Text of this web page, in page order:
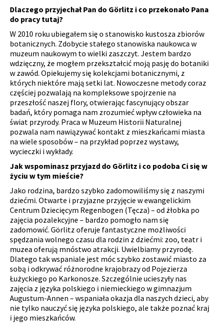
Dlaczego przyjechał Pan do Görlitz i co przekonało Pana
do pracy tutaj?
W 2010 roku ubiegałem się o stanowisko kustosza zbiorów
botanicznych. Zdobycie stałego stanowiska naukowca w
muzeum naukowym to wielki zaszczyt. Jestem bardzo
wdzięczny, że mogłem przekształcić moją pasję do botaniki
w zawód. Opiekujemy się kolekcjami botanicznymi, z
których niektóre mają setki lat. Nowoczesne metody coraz
częściej pozwalają na kompleksowe spojrzenie na
przeszłość naszej flory, otwierając fascynujący obszar
badań, który pomaga nam zrozumieć wpływ człowieka na
świat przyrody. Praca w Muzeum Historii Naturalnej
pozwala nam nawiązywać kontakt z mieszkańcami miasta
na wiele sposobów – na przykład poprzez wystawy,
wycieczki i wykłady.
Jak wspominasz przyjazd do Görlitz i co podoba Ci się w
życiu w tym mieście?
Jako rodzina, bardzo szybko zadomowiliśmy się z naszymi
dziećmi. Otwarte i przyjazne przyjęcie w ewangelickim
Centrum Dziecięcym Regenbogen (Tęcza) – od żłobka po
zajęcia pozalekcyjne – bardzo pomogło nam się
zadomowić. Görlitz oferuje fantastyczne możliwości
spędzania wolnego czasu dla rodzin z dziećmi: zoo, teatr i
muzea oferują mnóstwo atrakcji. Uwielbiamy przyrodę.
Dlatego tak wspaniale jest móc szybko zostawić miasto za
sobą i odkrywać różnorodne krajobrazy od Pojezierza
Łużyckiego po Karkonosze. Szczególnie ucieszyły nas
zajęcia z języka polskiego i niemieckiego w gimnazjum
Augustum-Annen – wspaniała okazja dla naszych dzieci, aby
nie tylko nauczyć się języka polskiego, ale także poznać kraj
i jego mieszkańców.